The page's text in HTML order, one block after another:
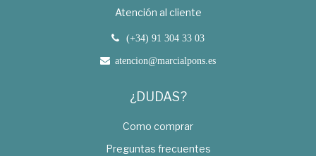
Atención al cliente
(+34) 91 304 33 03
atencion@marcialpons.es
¿DUDAS?
Como comprar
Preguntas frecuentes